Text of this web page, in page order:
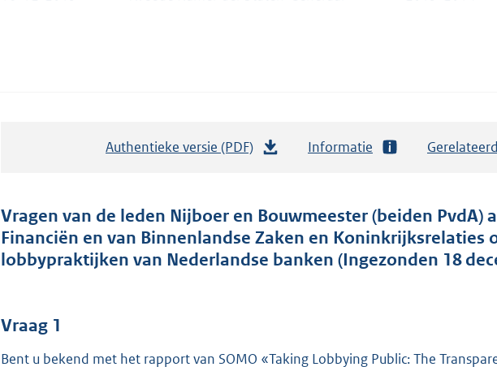
Authentieke versie (PDF)
a
n
Informatie Gerelateerd
Vragen van de leden Nijboer en Bouwmeester (beiden PvdA)
Financiën en van Binnenlandse Zaken en Koninkrijksrelaties
lobbypraktijken van Nederlandse banken (Ingezonden 18
Vraag 1
Bent u bekend met het rapport van SOMO «Taking Lobbying Public: The